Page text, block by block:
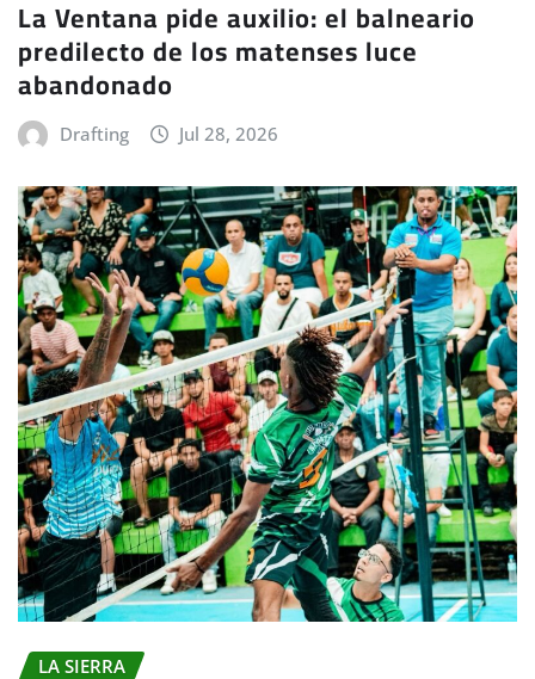
La Ventana pide auxilio: el balneario
predilecto de los matenses luce
abandonado
Drafting Jul 28, 2026
LA SIERRA